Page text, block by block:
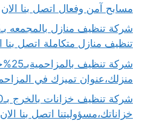
مسابح آمن وفعال اتصل بنا الان
تنظيف منازل متكاملة اتصل بنا
شركة
منزلك،عنوان تميزك في
خزاناتك،مسؤوليتنا اتصل بنا الان